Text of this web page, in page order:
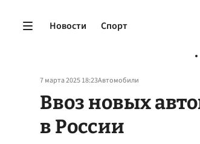
Новости Спорт
7 марта 2025 18:23Автомобили
Ввоз новых
в России